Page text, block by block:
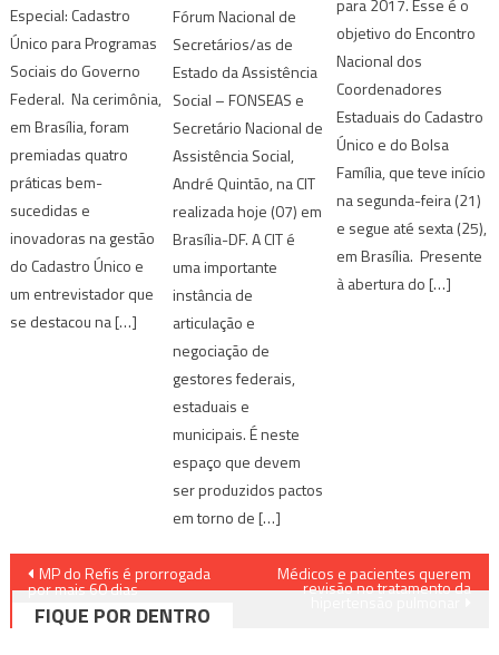
Especial: Cadastro
Único para Programas
Sociais do Governo
Federal. Na cerimônia,
em Brasília, foram
premiadas quatro
práticas bem-
sucedidas e
inovadoras na gestão
do Cadastro Único e
um entrevistador que
se destacou na […]
Fórum Nacional de
Secretários/as de
Estado da Assistência
Social – FONSEAS e
Secretário Nacional de
Assistência Social,
André Quintão, na CIT
realizada hoje (07) em
Brasília-DF. A CIT é
uma importante
instância de
articulação e
negociação de
gestores federais,
estaduais e
municipais. É neste
espaço que devem
ser produzidos pactos
em torno de […]
para 2017. Esse é o
objetivo do Encontro
Nacional dos
Coordenadores
Estaduais do Cadastro
Único e do Bolsa
Família, que teve início
na segunda-feira (21)
e segue até sexta (25),
em Brasília. Presente
à abertura do […]
Navegação
de
MP do Refis é prorrogada
por mais 60 dias
Médicos e pacientes querem
revisão no tratamento da
FIQUE POR DENTRO